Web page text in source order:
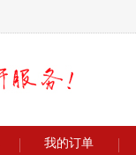
我的订单